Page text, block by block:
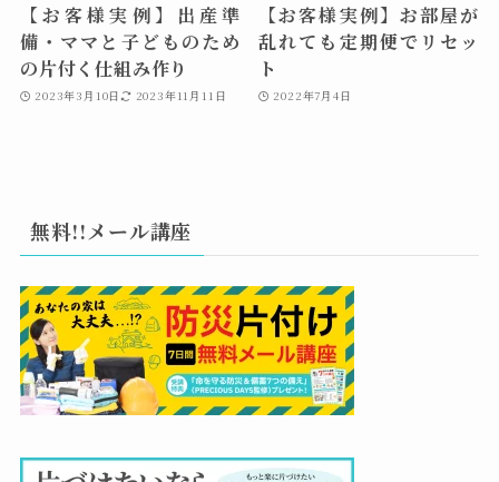
【お客様実例】出産準
備・ママと子どものため
の片付く仕組み作り
2023年3月10日 2023年11月11日
【お客様実例】お部屋が
乱れても定期便でリセッ
ト
2022年7月4日
無料!!メール講座